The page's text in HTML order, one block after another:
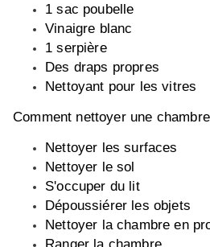
1 sac poubelle
Vinaigre blanc
1 serpière
Des draps propres
Nettoyant pour les vitres
Comment nettoyer une
Nettoyer les surfaces
Nettoyer le sol
S'occuper du lit
Dépoussiérer les objets
Nettoyer la chambre en